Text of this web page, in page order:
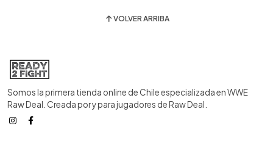
VOLVER ARRIBA
Somos la primera tienda online de Chile especializada en WWE
Raw Deal. Creada por y para jugadores de Raw Deal.